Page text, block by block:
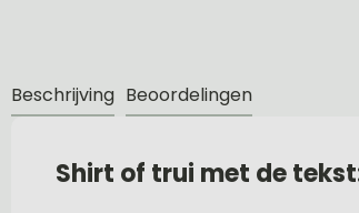
Beschrijving Beoordelingen
Shirt of trui met de